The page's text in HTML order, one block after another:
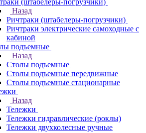
(штабелеры-погрузчики)
Назад
Ричтраки (штабелеры-погрузчики)
Ричтраки электрические самоходные с
кабиной
подъемные
Назад
Столы подъемные
Столы подъемные передвижные
Столы подъемные стационарные
Назад
Тележки
Тележки гидравлические (роклы)
Тележки двухколесные ручные